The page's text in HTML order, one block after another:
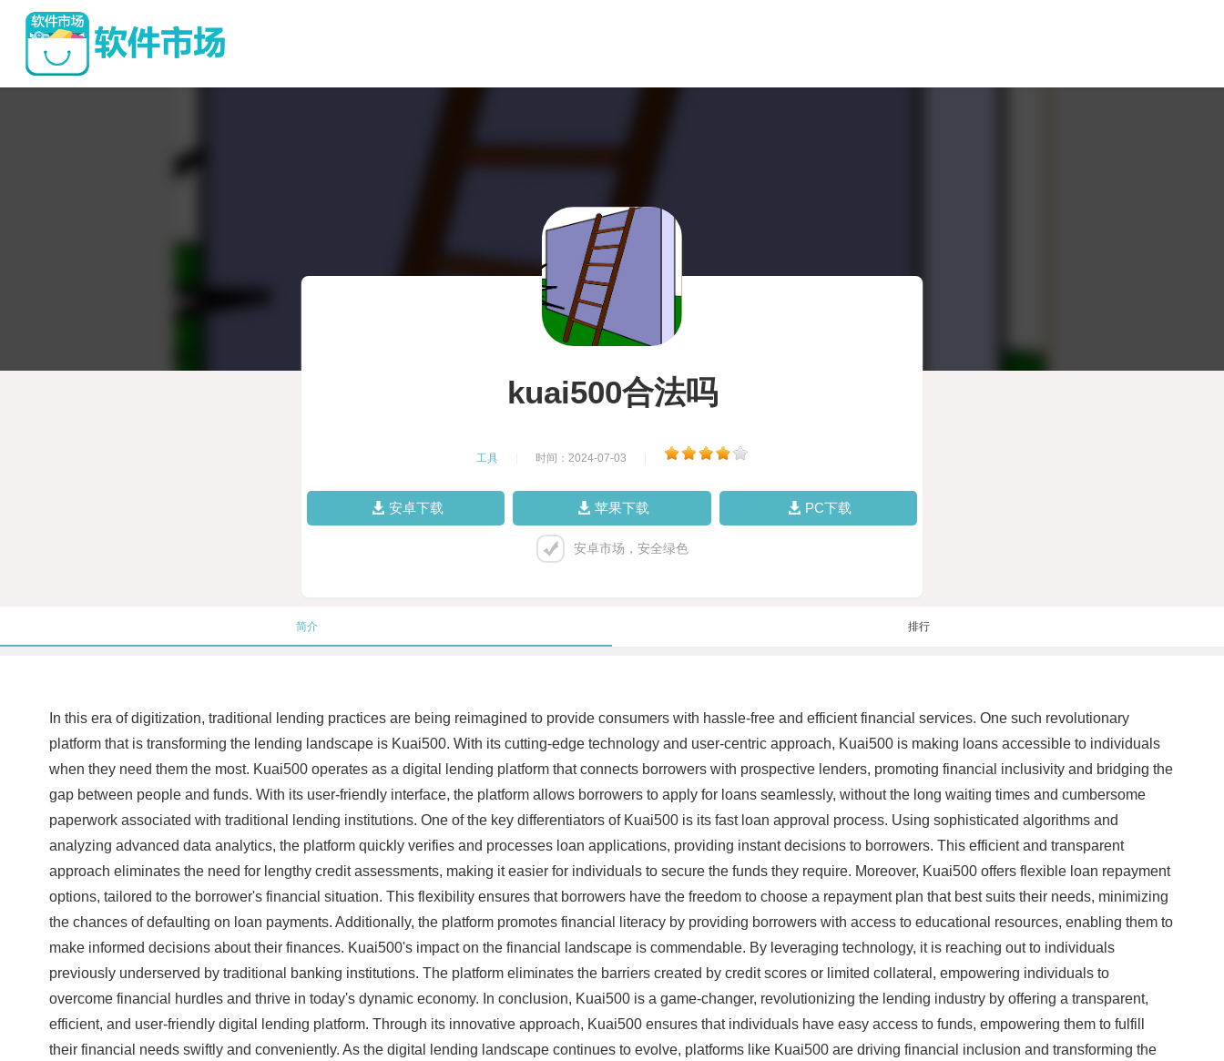
kuai500合法吗
工具 时间：2024-07-03
安卓下载 苹果下载 PC下载
安卓市场，安全绿色
简介 排行
In this era of digitization, traditional lending practices are being reimagined to provide consumers with hassle-free and efficient financial services. One such revolutionary
platform that is transforming the lending landscape is Kuai500. With its cutting-edge technology and user-centric approach, Kuai500 is making loans accessible to individuals
when they need them the most. Kuai500 operates as a digital lending platform that connects borrowers with prospective lenders, promoting financial inclusivity and bridging the
gap between people and funds. With its user-friendly interface, the platform allows borrowers to apply for loans seamlessly, without the long waiting times and cumbersome
paperwork associated with traditional lending institutions. One of the key differentiators of Kuai500 is its fast loan approval process. Using sophisticated algorithms and
analyzing advanced data analytics, the platform quickly verifies and processes loan applications, providing instant decisions to borrowers. This efficient and transparent
approach eliminates the need for lengthy credit assessments, making it easier for individuals to secure the funds they require. Moreover, Kuai500 offers flexible loan repayment
options, tailored to the borrower's financial situation. This flexibility ensures that borrowers have the freedom to choose a repayment plan that best suits their needs, minimizing
the chances of defaulting on loan payments. Additionally, the platform promotes financial literacy by providing borrowers with access to educational resources, enabling them to
make informed decisions about their finances. Kuai500's impact on the financial landscape is commendable. By leveraging technology, it is reaching out to individuals
previously underserved by traditional banking institutions. The platform eliminates the barriers created by credit scores or limited collateral, empowering individuals to
overcome financial hurdles and thrive in today's dynamic economy. In conclusion, Kuai500 is a game-changer, revolutionizing the lending industry by offering a transparent,
efficient, and user-friendly digital lending platform. Through its innovative approach, Kuai500 ensures that individuals have easy access to funds, empowering them to fulfill
their financial needs swiftly and conveniently. As the digital lending landscape continues to evolve, platforms like Kuai500 are driving financial inclusion and transforming the